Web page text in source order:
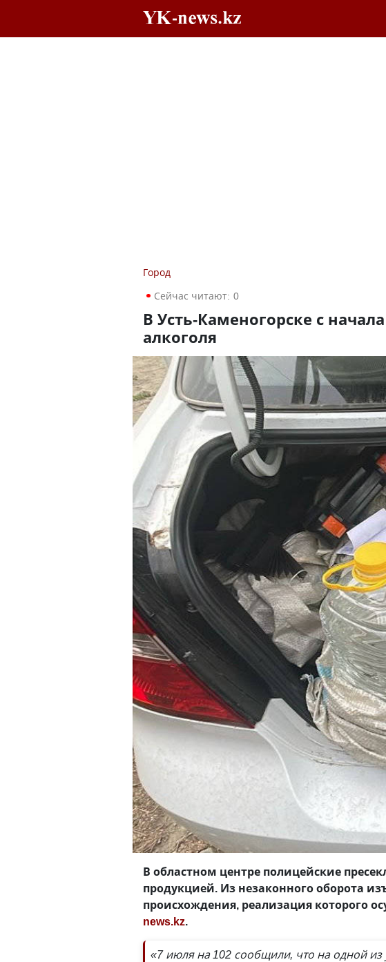
Город
Сейчас читают: 0
В Усть-Каменогорске с
алкоголя
В областном центре полицейские
продукцией. Из незаконного оборота
происхождения, реализация которого
news.kz.
«7 июля на 102 сообщили, что на одной из